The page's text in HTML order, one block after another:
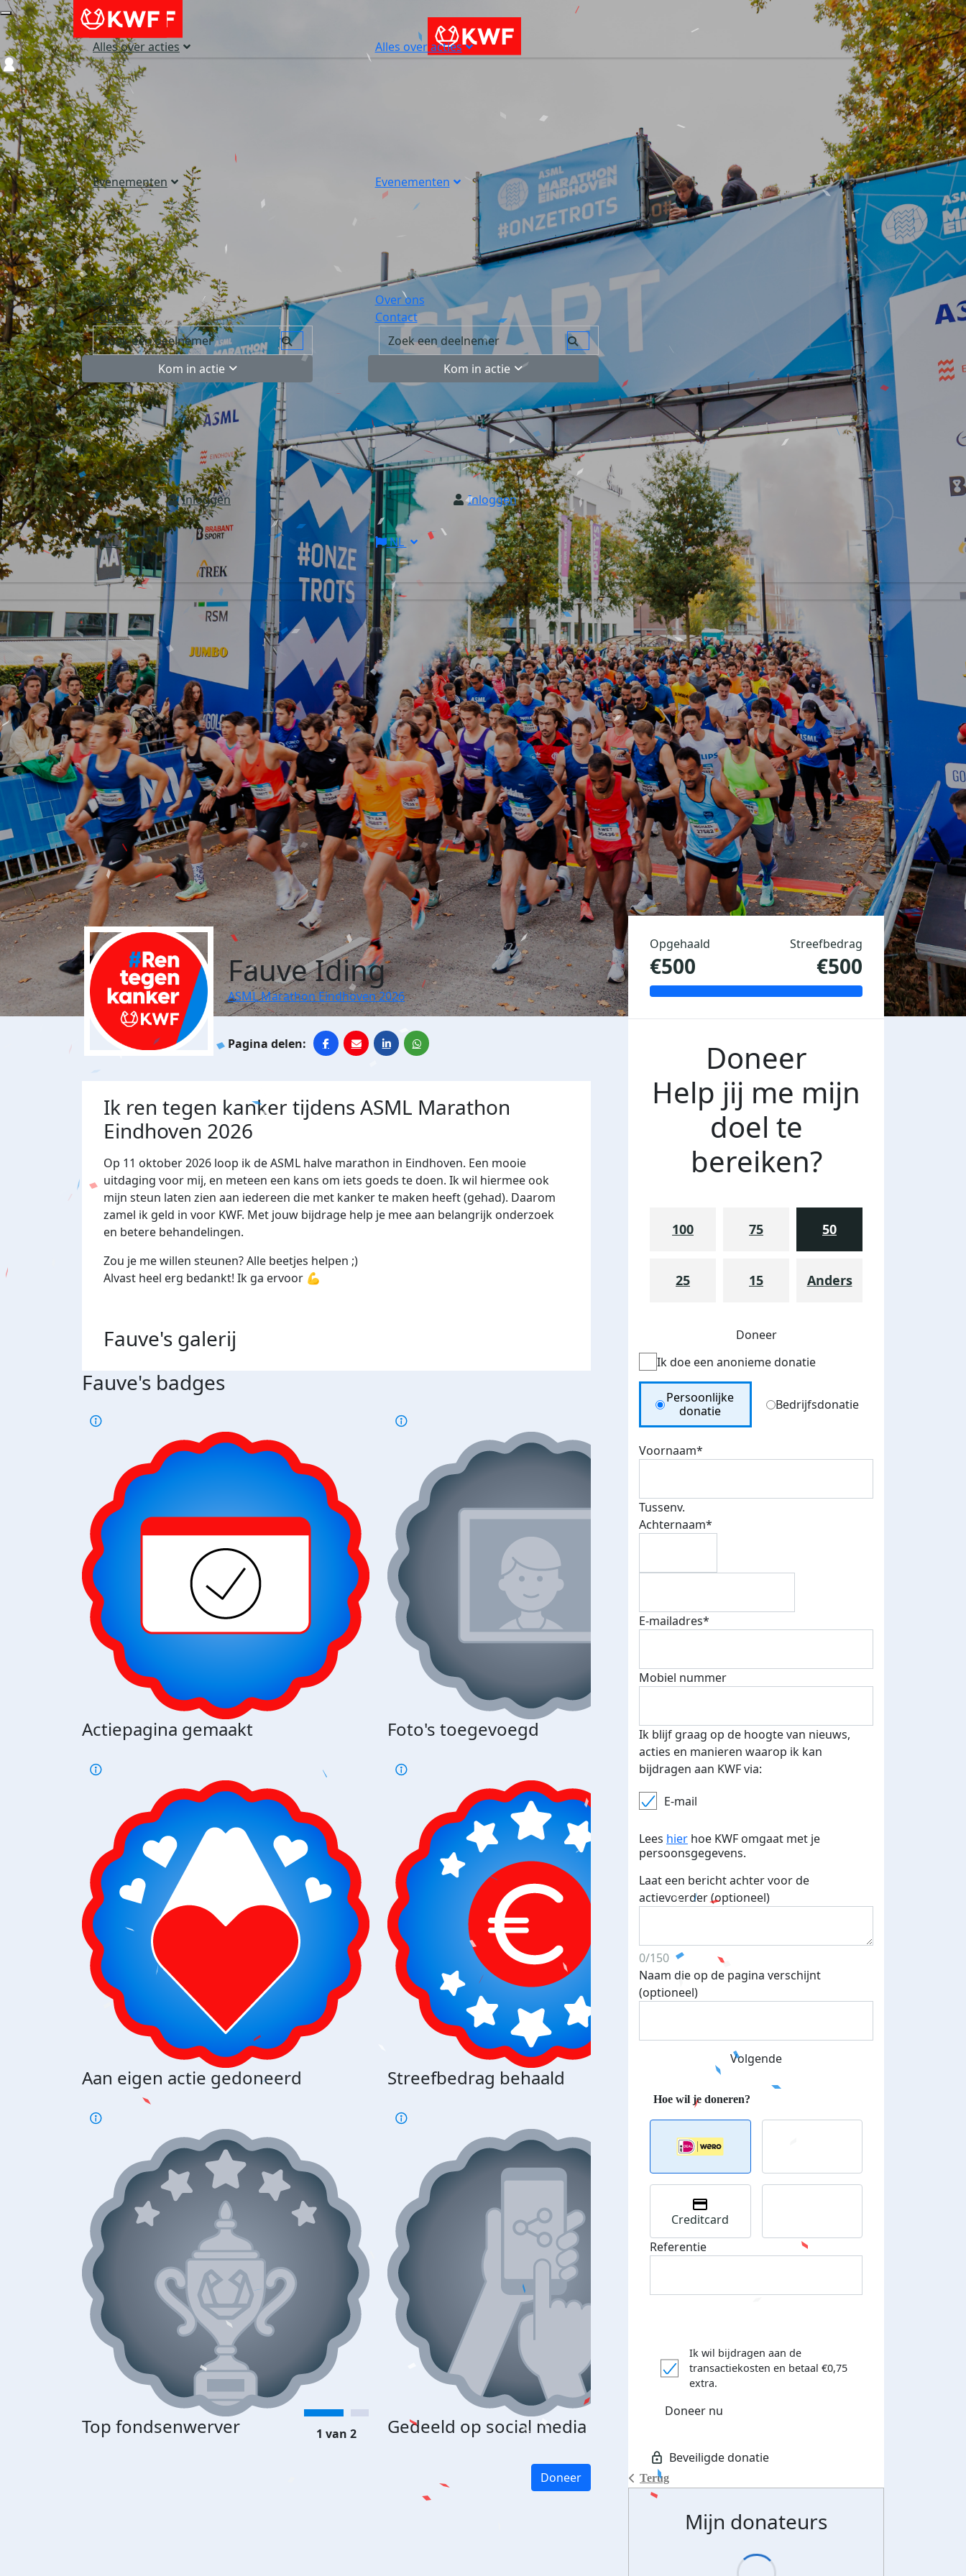
Alles over acties
Evenementen
Over ons
Contact
Kom in actie
Inloggen
NL
Alles over acties
Evenementen
Over ons
Contact
Kom in actie
Inloggen
NL
Login
Fauve Iding
ASML Marathon Eindhoven 2026
Ik ren tegen kanker tijdens ASML Marathon
Eindhoven 2026
Op 11 oktober 2026 loop ik de ASML halve marathon in Eindhoven. Een mooie
uitdaging voor mij, en meteen een kans om iets goeds te doen. Ik wil hiermee ook
mijn steun laten zien aan iedereen die met kanker te maken heeft (gehad). Daarom
zamel ik geld in voor KWF. Met jouw bijdrage help je mee aan belangrijk onderzoek
en betere behandelingen.
Zou je me willen steunen? Alle beetjes helpen ;)
Alvast heel erg bedankt! Ik ga ervoor 💪
Fauve's galerij
Fauve's badges
Actiepagina gemaakt Foto's toegevoegd E-mails verstuurd
Aan eigen actie gedoneerd Streefbedrag behaald Streefbedrag verhoogd
Top fondsenwerver Gedeeld op social media
je je speciale KWF t-shirt!
1 van 2
Doneer
Opgehaald
€500
Streefbedrag
€500
Doneer
Help jij me mijn
doel te
bereiken?
100 75 50
25 15 Anders
Doneer
Ik doe een anonieme donatie
Donation Type
Persoonlijke
donatie
Bedrijfsdonatie
Voornaam*
Tussenv.
Achternaam*
E-mailadres*
Mobiel nummer
Ik blijf graag op de hoogte van nieuws,
acties en manieren waarop ik kan
bijdragen aan KWF via:
E-mail
Lees hier hoe KWF omgaat met je
persoonsgegevens.
Laat een bericht achter voor de
actievoerder (optioneel)
0/150
Naam die op de pagina verschijnt
(optioneel)
Volgende
Terug
Creditcard
Referentie
Ik wil bijdragen aan de
transactiekosten en betaal €0,75
extra.
Doneer nu
Mijn donateurs